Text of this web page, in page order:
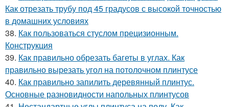
Как отрезать трубу под 45 градусов с высокой точностью
в домашних условиях
38. Как пользоваться стуслом прецизионным.
Конструкция
39. Как правильно обрезать багеты в углах. Как
правильно вырезать угол на потолочном плинтусе
40. Как правильно запилить деревянный плинтус.
Основные разновидности напольных плинтусов